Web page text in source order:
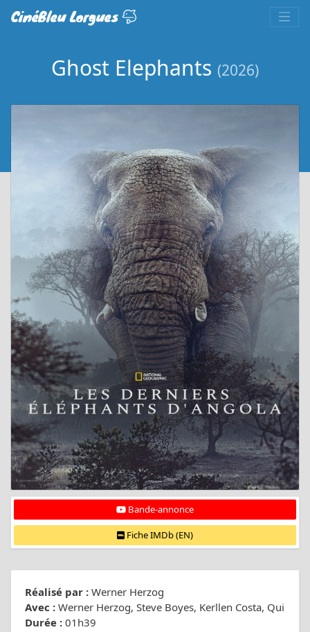
CinéBleu Lorgues
Ghost Elephants (2026)
Bande-annonce
Fiche IMDb (EN)
Réalisé par : Werner Herzog
Avec : Werner Herzog, Steve Boyes, Kerllen Costa, Qui
Durée : 01h39